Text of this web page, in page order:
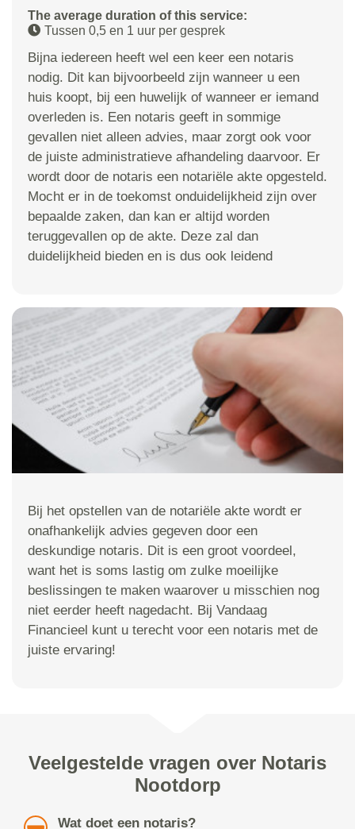
The average duration of this service:
Tussen 0,5 en 1 uur per gesprek
Bijna iedereen heeft wel een keer een notaris
nodig. Dit kan bijvoorbeeld zijn wanneer u een
huis koopt, bij een huwelijk of wanneer er iemand
overleden is. Een notaris geeft in sommige
gevallen niet alleen advies, maar zorgt ook voor
de juiste administratieve afhandeling daarvoor. Er
wordt door de notaris een notariële akte opgesteld.
Mocht er in de toekomst onduidelijkheid zijn over
bepaalde zaken, dan kan er altijd worden
teruggevallen op de akte. Deze zal dan
duidelijkheid bieden en is dus ook leidend
Bij het opstellen van de notariële akte wordt er
onafhankelijk advies gegeven door een
deskundige notaris. Dit is een groot voordeel,
want het is soms lastig om zulke moeilijke
beslissingen te maken waarover u misschien nog
niet eerder heeft nagedacht. Bij Vandaag
Financieel kunt u terecht voor een notaris met de
juiste ervaring!
Veelgestelde vragen over Notaris
Nootdorp
Wat doet een notaris?